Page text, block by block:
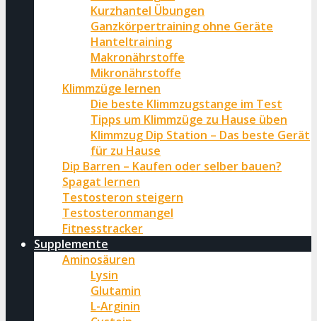
Kurzhantel Übungen
Ganzkörpertraining ohne Geräte
Hanteltraining
Makronährstoffe
Mikronährstoffe
Klimmzüge lernen
Die beste Klimmzugstange im Test
Tipps um Klimmzüge zu Hause üben
Klimmzug Dip Station – Das beste Gerät
für zu Hause
Dip Barren – Kaufen oder selber bauen?
Spagat lernen
Testosteron steigern
Testosteronmangel
Fitnesstracker
Supplemente
Aminosäuren
Lysin
Glutamin
L-Arginin